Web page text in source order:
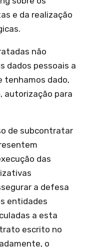
e da realização
não
dados pessoais a
tenhamos dado,
autorização para
de subcontratar
das
a defesa
entidades
a esta
escrito no
o